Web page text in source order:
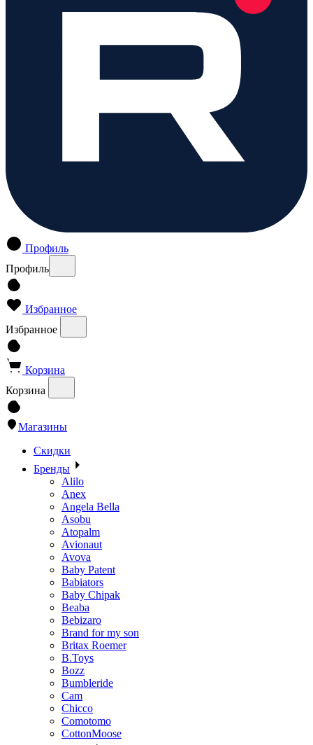
Профиль
Профиль
Избранное
Избранное
Корзина
Корзина
Магазины
Скидки
Бренды
Alilo
Anex
Angela Bella
Asobu
Atopalm
Avionaut
Avova
Baby Patent
Babiators
Baby Chipak
Beaba
Bebizaro
Brand for my son
Britax Roemer
B.Toys
Bozz
Bumbleride
Cam
Chicco
Comotomo
CottonMoose